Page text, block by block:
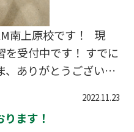
南上原校です！ 現
受付中です！ すでに
、ありがとうございま
生は最後の追い込み
までの復習や新学期
2022.11.23
ます！